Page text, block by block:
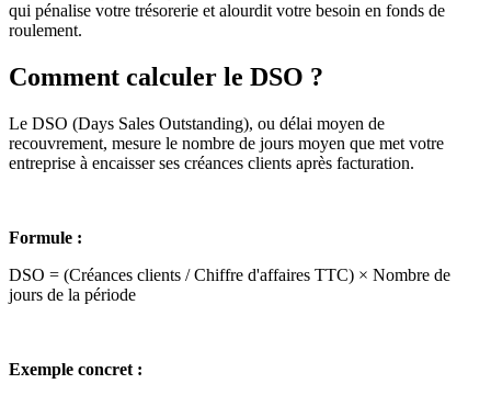
qui pénalise votre trésorerie et alourdit votre besoin en fonds de
roulement.
Comment calculer le DSO ?
Le DSO (Days Sales Outstanding), ou délai moyen de
recouvrement, mesure le nombre de jours moyen que met votre
entreprise à encaisser ses créances clients après facturation.
Formule :
DSO = (Créances clients / Chiffre d'affaires TTC) × Nombre de
jours de la période
Exemple concret :